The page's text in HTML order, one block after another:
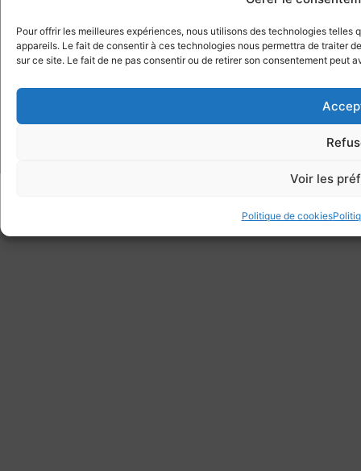
Pour offrir les meilleures expériences, nous utilisons des technologies
appareils. Le fait de consentir à ces technologies nous permettra de traiter
sur ce site. Le fait de ne pas consentir ou de retirer son consentement
Voir les
Politique de cookies
Je m'inscris par
© Tous droits réservés CNMT 2023